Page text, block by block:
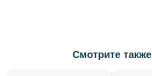
Смотрите также